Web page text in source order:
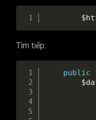
Tìm tiếp:
public